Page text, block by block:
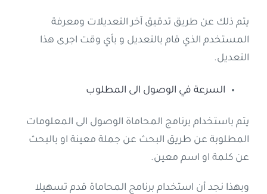
يتم ذلك عن طريق تدقيق آخر التعديلات ومعرفة
المستخدم الذي قام بالتعديل و بأي وقت اجرى هذا
التعديل.
السرعة في الوصول الى المطلوب
يتم باستخدام برنامج المحاماة الوصول الى المعلومات
المطلوبة عن طريق البحث عن جملة معينة او بالبحث
عن كلمة او اسم معين.
وبهذا نجد أن استخدام برنامج المحاماة قدم تسهيلا